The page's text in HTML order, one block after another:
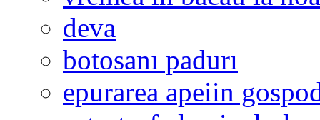
deva
botosanı padurı
epurarea apeiin